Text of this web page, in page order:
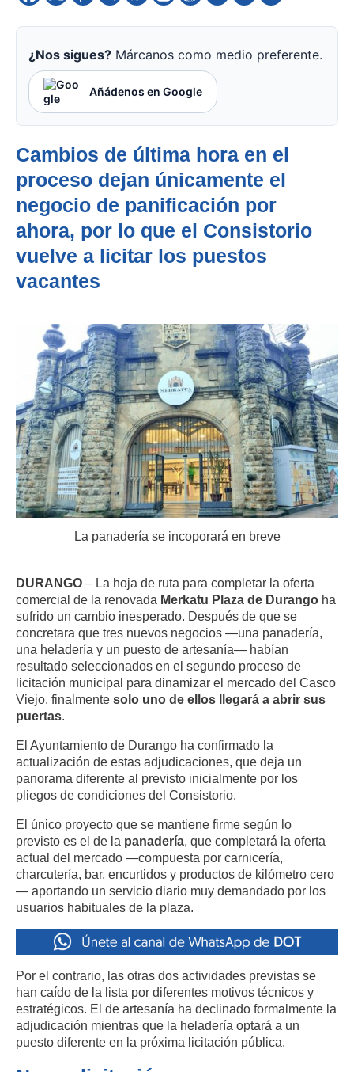
¿Nos sigues? Márcanos como medio preferente.
Añádenos en Google
Cambios de última hora en el
proceso dejan únicamente el
negocio de panificación por
ahora, por lo que el Consistorio
vuelve a licitar los puestos
vacantes
La panadería se incoporará en breve
DURANGO – La hoja de ruta para completar la oferta
comercial de la renovada Merkatu Plaza de Durango ha
sufrido un cambio inesperado. Después de que se
concretara que tres nuevos negocios —una panadería,
una heladería y un puesto de artesanía— habían
resultado seleccionados en el segundo proceso de
licitación municipal para dinamizar el mercado del Casco
Viejo, finalmente solo uno de ellos llegará a abrir sus
puertas.
El Ayuntamiento de Durango ha confirmado la
actualización de estas adjudicaciones, que deja un
panorama diferente al previsto inicialmente por los
pliegos de condiciones del Consistorio.
El único proyecto que se mantiene firme según lo
previsto es el de la panadería, que completará la oferta
actual del mercado —compuesta por carnicería,
charcutería, bar, encurtidos y productos de kilómetro cero
— aportando un servicio diario muy demandado por los
usuarios habituales de la plaza.
Por el contrario, las otras dos actividades previstas se
han caído de la lista por diferentes motivos técnicos y
estratégicos. El de artesanía ha declinado formalmente la
adjudicación mientras que la heladería optará a un
puesto diferente en la próxima licitación pública.